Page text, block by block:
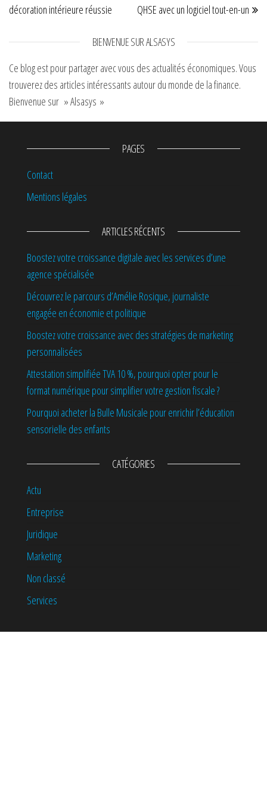
décoration intérieure réussie
QHSE avec un logiciel tout-en-un
BIENVENUE SUR ALSASYS
Ce blog est pour partager avec vous des actualités économiques. Vous
trouverez des articles intéressants autour du monde de la finance.
Bienvenue sur » Alsasys »
PAGES
Contact
Mentions légales
ARTICLES RÉCENTS
Boostez votre croissance digitale avec les services d’une
agence spécialisée
Découvrez le parcours d’Amélie Rosique, journaliste
engagée en économie et politique
Boostez votre croissance avec des stratégies de marketing
personnalisées
Attestation simplifiée TVA 10 %, pourquoi opter pour le
format numérique pour simplifier votre gestion fiscale ?
Pourquoi acheter la Bulle Musicale pour enrichir l’éducation
sensorielle des enfants
CATÉGORIES
Actu
Entreprise
Juridique
Marketing
Non classé
Services